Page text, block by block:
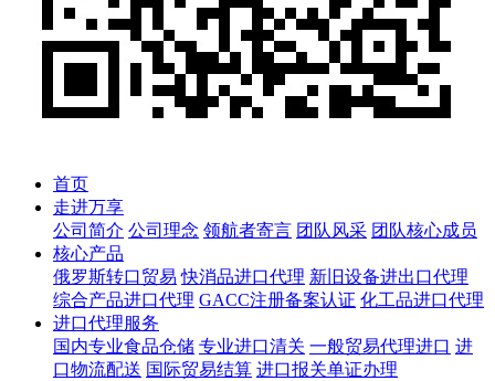
首页
走进万享
公司简介 公司理念 领航者寄言 团队风采 团队核心成员
核心产品
俄罗斯转口贸易 快消品进口代理 新旧设备进出口代理
综合产品进口代理 GACC注册备案认证 化工品进口代理
进口代理服务
国内专业食品仓储 专业进口清关 一般贸易代理进口 进
口物流配送 国际贸易结算 进口报关单证办理